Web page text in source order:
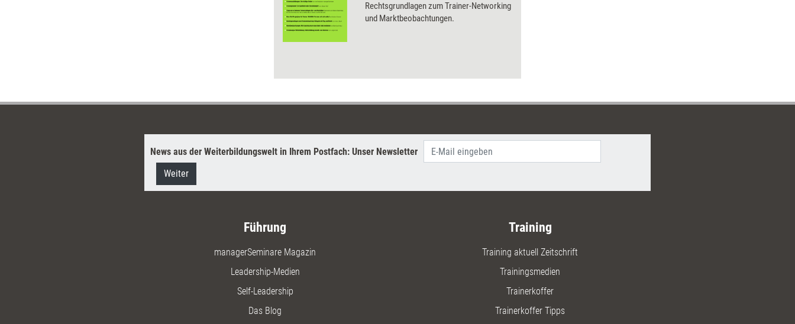
Rechtsgrundlagen zum Trainer-Networking
und Marktbeobachtungen.
News aus der Weiterbildungswelt in Ihrem Postfach: Unser Newsletter
Weiter
Führung
managerSeminare Magazin
Leadership-Medien
Self-Leadership
Das Blog
Training
Training aktuell Zeitschrift
Trainingsmedien
Trainerkoffer
Trainerkoffer Tipps